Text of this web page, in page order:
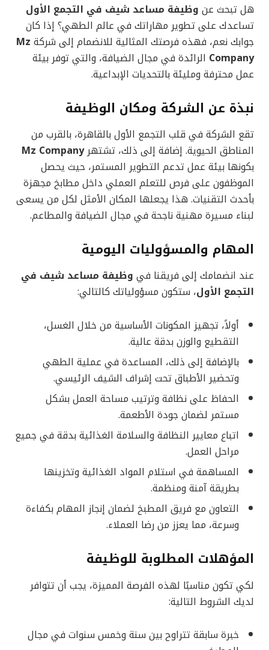
هل تبحث عن وظيفة مساعد شيف في التجمع الأول
تساعدك على تطوير مهاراتك في عالم الطهي؟ إذا كان
جوابك نعم، فهذه فرصتك المثالية للانضمام إلى شركة Mz
Company الرائدة في مجال الضيافة، والتي توفر بيئة
عمل محترفة ومليئة بالتحديات الإبداعية.
نبذة عن الشركة ومكان الوظيفة
تقع الشركة في قلب التجمع الأول بالقاهرة، بالقرب من
المناطق الحيوية. إضافة إلى ذلك، تشتهرMz Company
بكونها بيئة عمل تدعم التطوير المستمر، حيث يحصل
الموظفون على فرص للتعلم العملي داخل مطابخ مجهزة
بأحدث التقنيات. هذا يجعلها المكان الأمثل لكل من يسعى
لبناء مسيرة مهنية ناجحة في مجال الضيافة والمطاعم.
المهام والمسؤوليات اليومية
عند انضمامك إلى فريقنا في وظيفة مساعد شيف في
التجمع الأول، ستكون مسؤولياتك كالتالي:
أولاً، تجهيز المكونات الأساسية من خلال الغسل،
التقطيع والوزن بدقة عالية.
بالإضافة إلى ذلك، المساعدة في عملية الطهي
وتحضير الأطباق تحت إشراف الشيف الرئيسي.
الحفاظ على نظافة وترتيب مساحة العمل بشكل
مستمر لضمان جودة الأطعمة.
اتباع معايير النظافة والسلامة الغذائية بدقة في جميع
مراحل العمل.
المساهمة في استلام المواد الغذائية وتخزينها
بطريقة آمنة ومنظمة.
التعاون مع فريق المطبخ لضمان إنجاز المهام بكفاءة
وسرعة، مما يعزز من رضا العملاء.
المؤهلات المطلوبة للوظيفة
لكي تكون مناسبًا لهذه الفرصة المميزة، يجب أن تتوافر
لديك الشروط التالية:
خبرة سابقة تتراوح بين سنة وخمس سنوات في مجال